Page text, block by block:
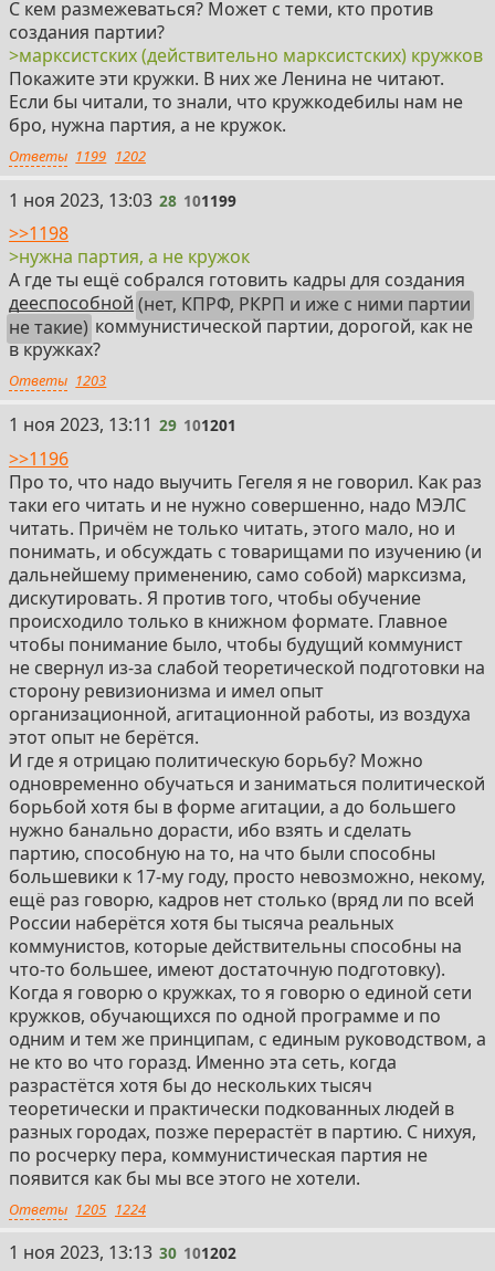
С кем размежеваться? Может с теми, кто против
создания партии?
>марксистских (действительно марксистских) кружков
Покажите эти кружки. В них же Ленина не читают.
Если бы читали, то знали, что кружкодебилы нам не
бро, нужна партия, а не кружок.
Ответы 1199 1202
28
1 ноя 2023, 13:03 28 101199
>>1198
>нужна партия, а не кружок
А где ты ещё собрался готовить кадры для создания
дееспособной (нет, КПРФ, РКРП и иже с ними партии
не такие) коммунистической партии, дорогой, как не
в кружках?
Ответы 1203
29
1 ноя 2023, 13:11 29 101201
>>1196
Про то, что надо выучить Гегеля я не говорил. Как раз
таки его читать и не нужно совершенно, надо МЭЛС
читать. Причём не только читать, этого мало, но и
понимать, и обсуждать с товарищами по изучению (и
дальнейшему применению, само собой) марксизма,
дискутировать. Я против того, чтобы обучение
происходило только в книжном формате. Главное
чтобы понимание было, чтобы будущий коммунист
не свернул из-за слабой теоретической подготовки на
сторону ревизионизма и имел опыт
организационной, агитационной работы, из воздуха
этот опыт не берётся.
И где я отрицаю политическую борьбу? Можно
одновременно обучаться и заниматься политической
борьбой хотя бы в форме агитации, а до большего
нужно банально дорасти, ибо взять и сделать
партию, способную на то, на что были способны
большевики к 17-му году, просто невозможно, некому,
ещё раз говорю, кадров нет столько (вряд ли по всей
России наберётся хотя бы тысяча реальных
коммунистов, которые действительны способны на
что-то большее, имеют достаточную подготовку).
Когда я говорю о кружках, то я говорю о единой сети
кружков, обучающихся по одной программе и по
одним и тем же принципам, с единым руководством, а
не кто во что горазд. Именно эта сеть, когда
разрастётся хотя бы до нескольких тысяч
теоретически и практически подкованных людей в
разных городах, позже перерастёт в партию. С нихуя,
по росчерку пера, коммунистическая партия не
появится как бы мы все этого не хотели.
Ответы 1205 1224
30
1 ноя 2023, 13:13 30 101202